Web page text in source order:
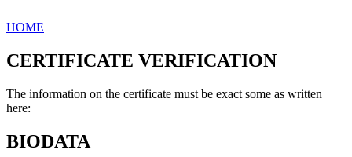
HOME
CERTIFICATE VERIFICATION
The information on the certificate must be exact some as written
here:
BIODATA